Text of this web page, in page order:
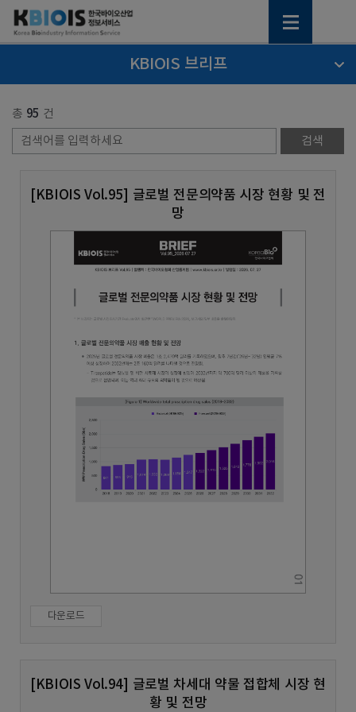
KBIOIS 브리프
총 95 건
[KBIOIS Vol.95] 글로벌 전문의약품 시장 현황 및 전
망
다운로드
[KBIOIS Vol.94] 글로벌 차세대 약물 접합체 시장 현
황 및 전망